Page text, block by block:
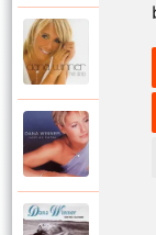
Dana
Dana